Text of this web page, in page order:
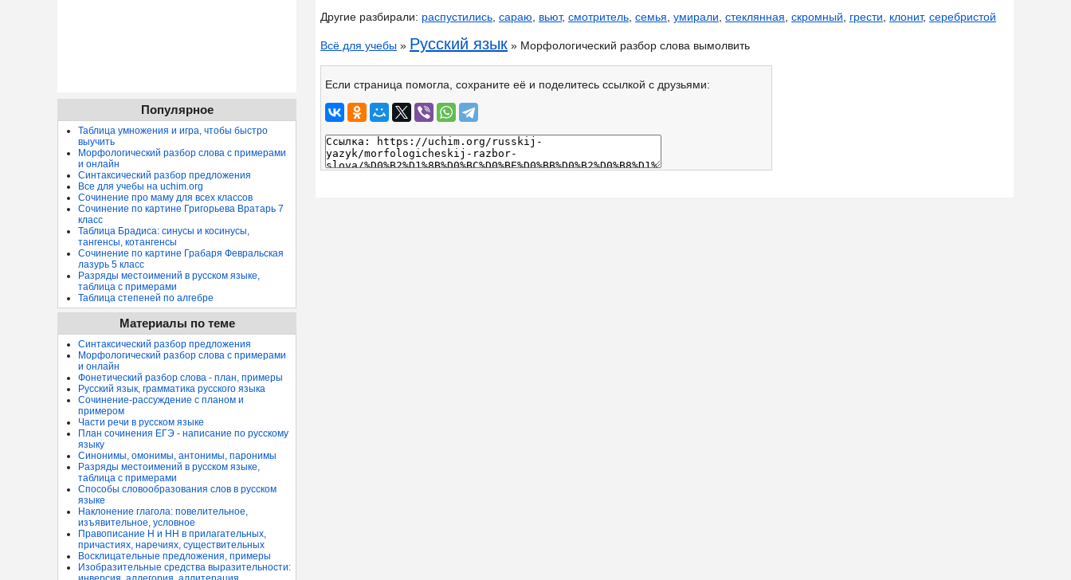
Другие разбирали: распустились сараю вьют, смотритель семья умирали стеклянная скромный грести клонит, серебристой
Всё для учебы » Русский язык » Морфологический разбор слова вымолвить
Если страница помогла, сохраните её и поделитесь ссылкой с друзьями:
Популярное
Таблица умножения и игра, чтобы быстро
выучить
Морфологический разбор слова с примерами
и онлайн
Синтаксический разбор предложения
Все для учебы на uchim.org
Сочинение про маму для всех классов
Сочинение по картине Григорьева Вратарь 7
класс
Таблица Брадиса: синусы и косинусы,
тангенсы, котангенсы
Сочинение по картине Грабаря Февральская
лазурь 5 класс
Разряды местоимений в русском языке,
таблица с примерами
Таблица степеней по алгебре
Материалы по теме
Синтаксический разбор предложения
Морфологический разбор слова с примерами
и онлайн
Фонетический разбор слова - план, примеры
Русский язык, грамматика русского языка
Сочинение-рассуждение с планом и
примером
Части речи в русском языке
План сочинения ЕГЭ - написание по русскому
языку
Синонимы, омонимы, антонимы, паронимы
Разряды местоимений в русском языке,
таблица с примерами
Способы словообразования слов в русском
языке
Наклонение глагола: повелительное,
изъявительное, условное
Правописание Н и НН в прилагательных,
причастиях, наречиях, существительных
Восклицательные предложения, примеры
Изобразительные средства выразительности: